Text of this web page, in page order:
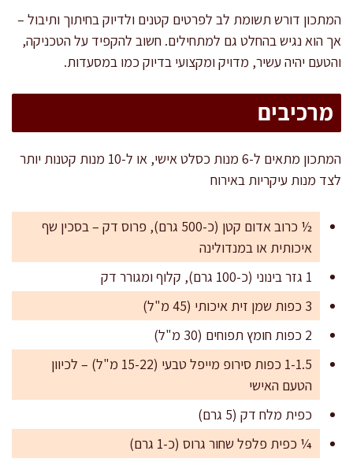
המתכון דורש תשומת לב לפרטים קטנים ולדיוק בחיתוך ותיבול –
אך הוא נגיש בהחלט גם למתחילים. חשוב להקפיד על הטכניקה,
והטעם יהיה עשיר, מדויק ומקצועי בדיוק כמו במסעדות.
מרכיבים
המתכון מתאים ל-6 מנות כסלט אישי, או ל-10 מנות קטנות יותר
לצד מנות עיקריות באירוח
½ כרוב אדום קטן (כ-500 גרם), פרוס דק – בסכין שף
איכותית או במנדולינה
1 גזר בינוני (כ-100 גרם), קלוף ומגורר דק
3 כפות שמן זית איכותי (45 מ"ל)
2 כפות חומץ תפוחים (30 מ"ל)
1-1.5 כפות סירופ מייפל טבעי (15-22 מ"ל) – לכיוון
הטעם האישי
כפית מלח דק (5 גרם)
¼ כפית פלפל שחור גרוס (כ-1 גרם)